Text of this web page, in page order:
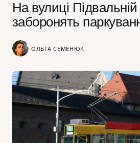
На вулиці
заборонять
ОЛЬГА СЕМЕНЮК